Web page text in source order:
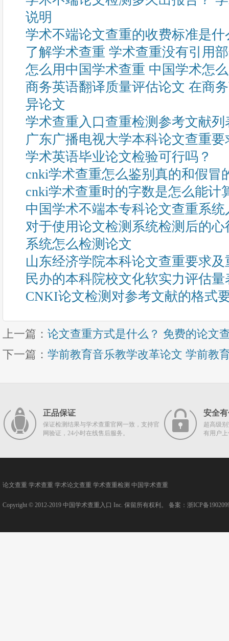
说明
学术不端论文查重的收费标准是什
了解学术查重 学术查重没有引用
怎么用中国学术查重 中国学术怎
商务英语翻译质量评估论文 在商
异论文
学术查重入口查重检测参考文献列
广东广播电视大学本科论文查重
学术英语毕业论文检验可行吗？
cnki学术查重怎么鉴别真的和假冒
cnki学术查重时的字数是怎么能计
中国学术不端本专科论文查重系统
对于使用论文检测系统检测后的
系统怎么检测论文
山东经济学院本科论文查重要求及
民办的本科院校文化软实力评估
CNKI论文检测对参考文献的格式
上一篇： 论文查重方式是什么？ 免费的论文
下一篇： 学前教育音乐教学改革论文 学前教
正品保证
保证检测结果与学术查重官网一致，支持官
网验证，24小时在线售后服务。
安全
超高级
有用户
论文查重 学术查重 学术论文查重 学术查重检测 中国学术查重
Copyright © 2012-2019 中国学术查重入口 Inc. 保留所有权利。 备案： 浙ICP备